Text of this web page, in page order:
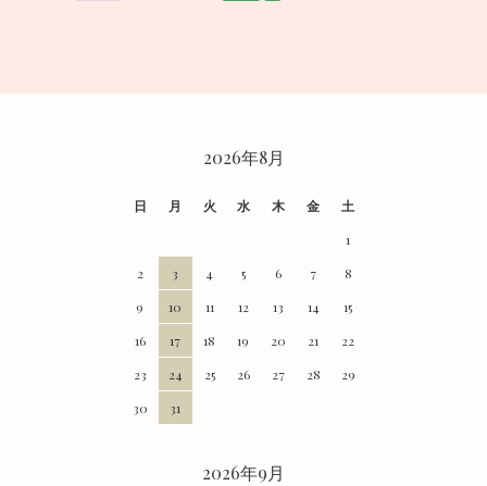
2026年8月
日 月 火 水 木 金
土
1
2
3 4 5 6 7
8
9
10 11 12 13 14
15
16
17 18 19 20 21
22
23
24 25 26 27 28
29
30
31
2026年9月